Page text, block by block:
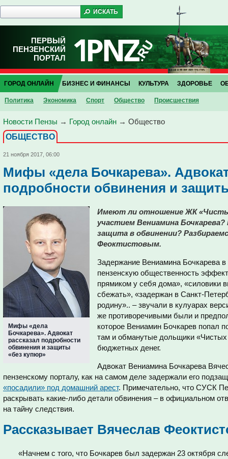
ПЕРВЫЙ
ПЕНЗЕНСКИЙ
ПОРТАЛ
ГОРОД ОНЛАЙН
Политика Экономика Спорт Общество Проиcшествия
БИЗНЕС И ФИНАНСЫ КУЛЬТУРА ЗДОРОВЬЕ
Новости Пензы → Город онлайн → Общество
ОБЩЕСТВО
21 ноября 2017, 06:00
Мифы «дела Бочкарева».
подробности обвинения и
Мифы «дела
Бочкарева». Адвокат
рассказал подробности
обвинения и защиты
«без купюр»
Имеют ли отношение ЖК
участием Вениамина
защита в обвинении?
Феоктистовым.
Задержание Вениамина Бочкарева в
пензенскую общественность
прямиком у себя дома», «силовики
сбежать», «задержан в Санкт-
родину».. – звучали в кулуарах
же противоречивыми были и
которое Вениамин Бочкарев попал
там и обманутые дольщики
бюджетных денег.
Адвокат Вениамина Бочкарева
пензенскому порталу, как на самом деле задержали его
«посадили» под домашний арест. Примечательно, что СУСК
раскрывать какие-либо детали обвинения – в официальном
на тайну следствия.
Рассказывает Вячеслав
«Начнем с того, что Бочкарев был задержан 23 октября